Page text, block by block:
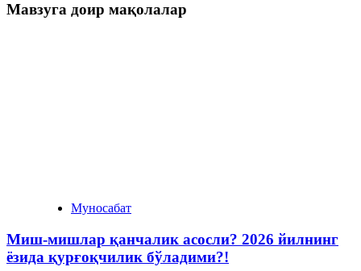
Мавзуга доир мақолалар
Муносабат
Миш-мишлар қанчалик асосли? 2026 йилнинг
ёзида қурғоқчилик бўладими?!